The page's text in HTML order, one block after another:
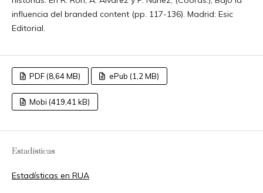
influencia del branded content (pp. 117-136). Madrid: Esic
Editorial.
PDF (8,64 MB) ePub (1,2 MB)
Mobi (419,41 kB)
Estadísticas
Estadísticas en RUA